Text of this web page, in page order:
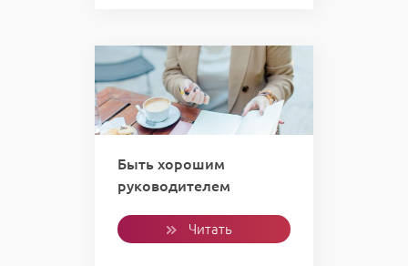
Быть хорошим
руководителем
Читать